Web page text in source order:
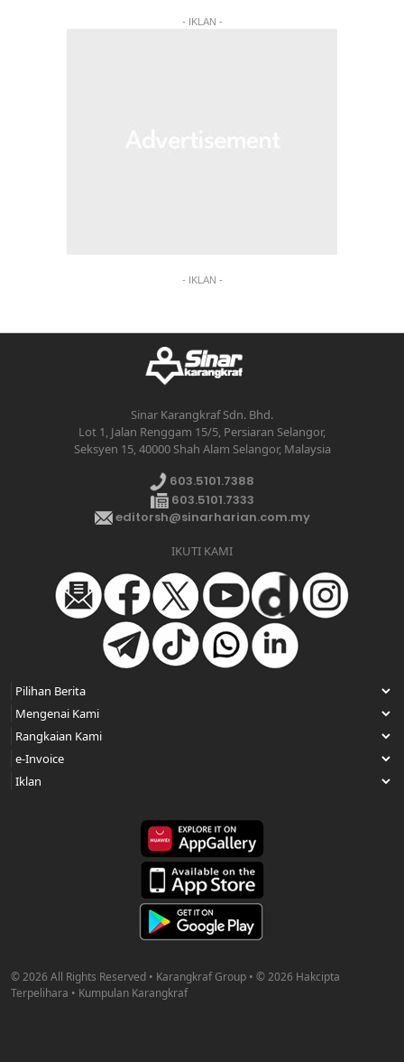
- IKLAN -
- IKLAN -
Sinar Karangkraf Sdn. Bhd.
Lot 1, Jalan Renggam 15/5, Persiaran Selangor,
Seksyen 15, 40000 Shah Alam Selangor, Malaysia
603.5101.7388
603.5101.7333
editorsh@sinarharian.com.my
IKUTI KAMI
© 2026 All Rights Reserved • Karangkraf Group • © 2026 Hakcipta
Terpelihara • Kumpulan Karangkraf